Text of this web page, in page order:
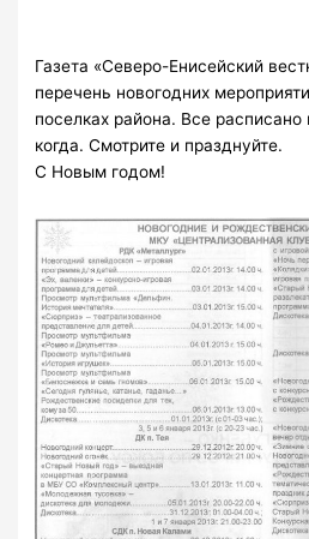
Газета «Северо-Енисейский
перечень новогодних
поселках района. Все расписано
когда. Смотрите и празднуйте.
С Новым годом!